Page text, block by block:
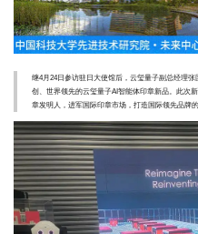
继4月24日参访驻日大使馆后，云玺量子副总经理
创、世界领先的云玺量子AI智能体印章新品。此次
章发明人，进军国际印章市场，打造国际领先品牌的